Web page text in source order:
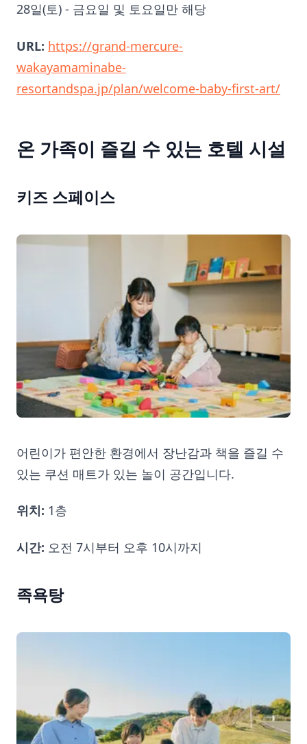
28일(토) - 금요일 및 토요일만 해당
URL: https://grand-mercure-
wakayamaminabe-
resortandspa.jp/plan/welcome-baby-first-art/
온 가족이 즐길 수 있는 호텔 시설
키즈 스페이스
어린이가 편안한 환경에서 장난감과 책을 즐길 수
있는 쿠션 매트가 있는 놀이 공간입니다.
위치: 1층
시간: 오전 7시부터 오후 10시까지
족욕탕